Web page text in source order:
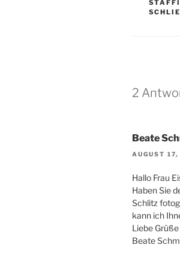
2
Beate
AUGUST
Hal­lo Frau
Haben Sie
Schlitz
kann ich
Lie­be Grüße
Bea­te